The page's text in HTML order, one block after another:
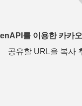
를 이용한 카카
공유할 URL을 복사